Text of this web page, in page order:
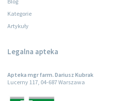
Kategorie
Artykuły
Legalna apteka
Apteka mgr farm. Dariusz Kubrak
Lucerny 117, 04-687 Warszawa